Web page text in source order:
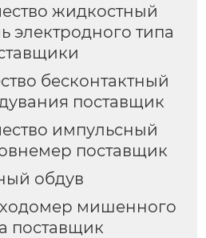
жидкостный
электродного типа
бесконтактный
поставщик
импульсный
поставщик
обдув
мишенного
поставщик